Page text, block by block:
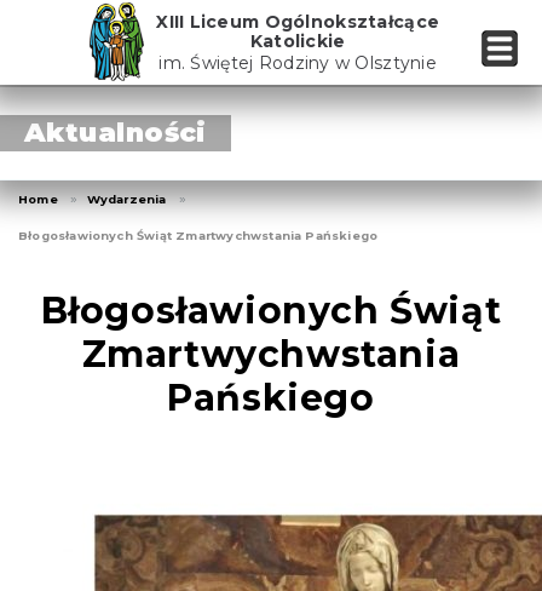
XIII Liceum Ogólnokształcące
Katolickie
im. Świętej Rodziny w Olsztynie
Aktualności
Home Wydarzenia
Błogosławionych Świąt Zmartwychwstania Pańskiego
Błogosławionych Świąt
Zmartwychwstania
Pańskiego